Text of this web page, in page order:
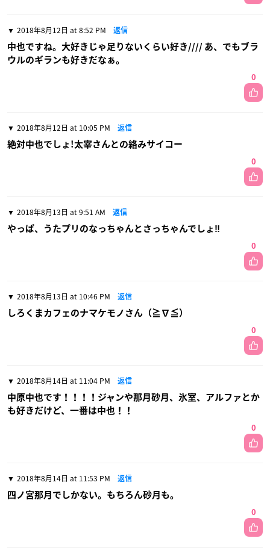
2018年8月12日 at 8:52 PM 返信
中也ですね。大好きじゃ足りないくらい好き//// あ、でもブラ
ウルのギランも好きだなぁ。
0
2018年8月12日 at 10:05 PM 返信
絶対中也でしょ!太宰さんとの絡みサイコー
0
2018年8月13日 at 9:51 AM 返信
やっぱ、うたプリのなっちゃんとさっちゃんでしょ‼︎
0
2018年8月13日 at 10:46 PM 返信
しろくまカフェのナマケモノさん（≧∇≦）
0
2018年8月14日 at 11:04 PM 返信
中原中也です！！！！ジャンや那月砂月、氷室、アルファとか
も好きだけど、一番は中也！！
0
2018年8月14日 at 11:53 PM 返信
四ノ宮那月でしかない。もちろん砂月も。
0